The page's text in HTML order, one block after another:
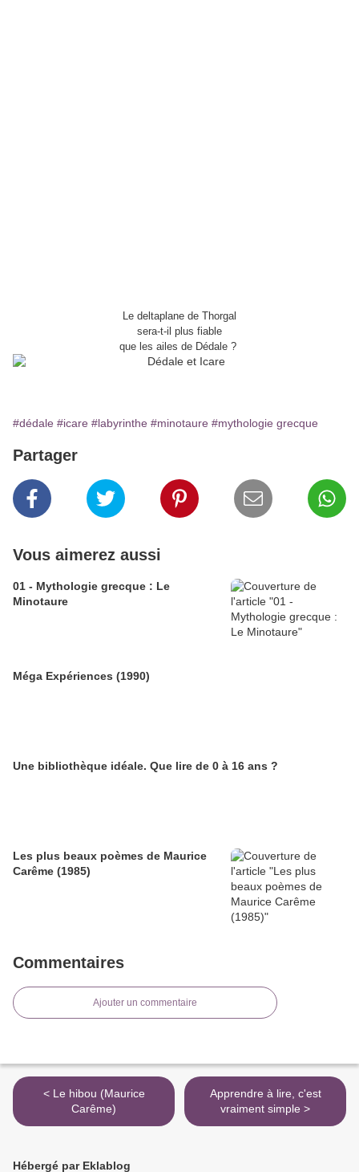
Le deltaplane de Thorgal
sera-t-il plus fiable
que les ailes de Dédale ?
#dédale #icare #labyrinthe #minotaure #mythologie grecque
Partager
Vous aimerez aussi
01 - Mythologie grecque : Le
Minotaure
Méga Expériences (1990)
Une bibliothèque idéale. Que lire de 0 à 16 ans ?
Les plus beaux poèmes de Maurice
Carême (1985)
Commentaires
Ajouter un commentaire
< Le hibou (Maurice
Carême)
Apprendre à lire, c'est
vraiment simple >
Hébergé par Eklablog